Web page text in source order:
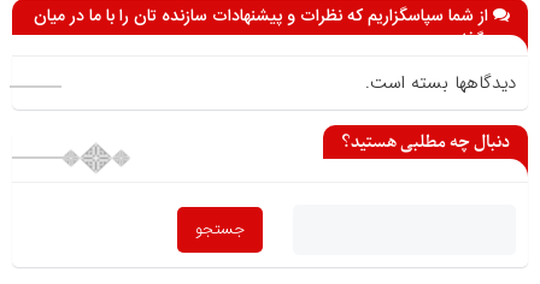
از شما سپاسگزاریم که نظرات و پیشنهادات سازنده تان را با ما در میان
می گذارید
دیدگاهها بسته است.
دنبال چه مطلبی هستید؟